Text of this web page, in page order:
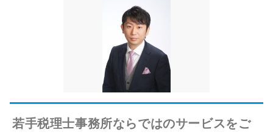
若手税理士事務所ならではのサービスをご